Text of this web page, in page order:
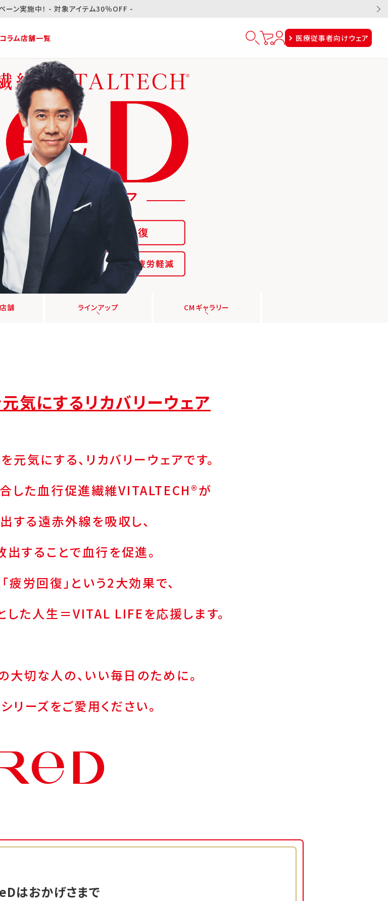
らリカバリースクラブ 販売開始！
コラム店舗一覧 医療従事者向けウェア
舗 ラインアップ CMギャラリー
気にするリカバリーウェア
元気にする、 リカバリーウェアです。
した 血行促進繊維VITALTECH®が
する遠赤外線を吸収し、
することで血行を促進。
疲労回復」という2大効果で、
した人生＝VITAL LIFEを応援します。
大切な人の、 いい毎日のために。
リーズをご愛用ください。
はおかげさまで